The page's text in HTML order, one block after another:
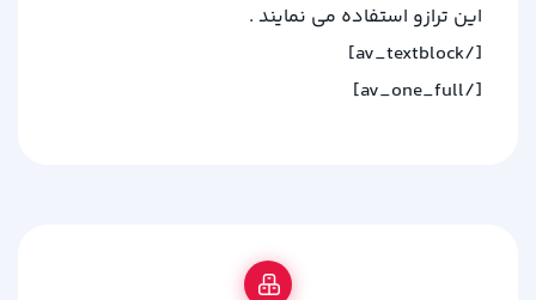
این ترازو استفاده می نمایند .
[/av_textblock]
[/av_one_full]